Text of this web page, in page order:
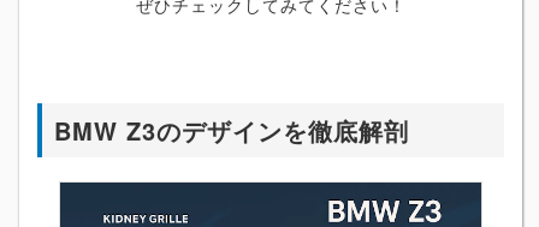
BMW Z3のデザインを徹底解剖